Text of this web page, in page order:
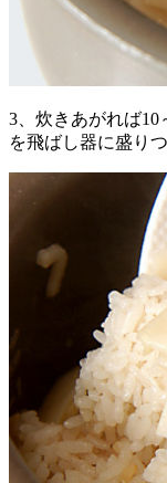
3、炊きあがれば10
を飛ばし器に盛り